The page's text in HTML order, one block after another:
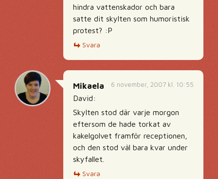
hindra vattenskador och bara
satte dit skylten som humoristisk
protest? :P
Svara
6 november, 2007 kl. 10:55
Mikaela
David:
Skylten stod där varje morgon
eftersom de hade torkat av
kakelgolvet framför receptionen,
och den stod väl bara kvar under
skyfallet.
Svara